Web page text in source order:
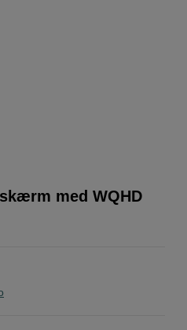
med WQHD